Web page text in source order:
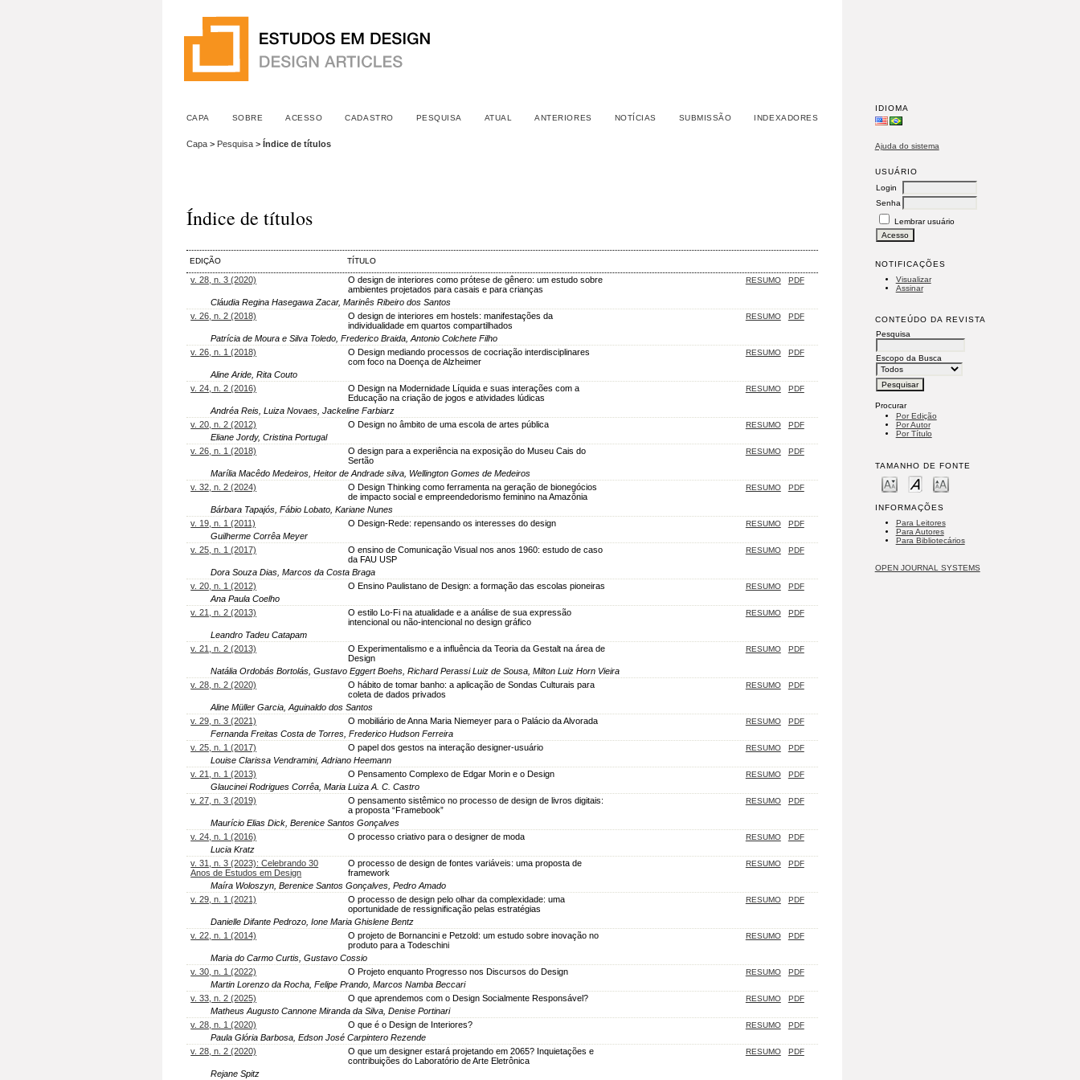
IDIOMA
Ajuda do sistema
USUÁRIO
Login
Senha
Lembrar usuário
NOTIFICAÇÕES
Visualizar
Assinar
CONTEÚDO DA REVISTA
Pesquisa
Escopo da Busca
Procurar
Por Edição
Por Autor
Por Título
TAMANHO DE FONTE
INFORMAÇÕES
Para Leitores
Para Autores
Para Bibliotecários
OPEN JOURNAL SYSTEMS
CAPA SOBRE ACESSO CADASTRO PESQUISA ATUAL ANTERIORES NOTÍCIAS SUBMISSÃO INDEXADORES
Capa> Pesquisa> Índice de títulos
Índice de títulos
EDIÇÃO TÍTULO
v. 28, n. 3 (2020)
O design de interiores como prótese de gênero: um estudo sobre
ambientes projetados para casais e para crianças
RESUMO PDF
Cláudia Regina Hasegawa Zacar, Marinês Ribeiro dos Santos
v. 26, n. 2 (2018)
O design de interiores em hostels: manifestações da
individualidade em quartos compartilhados
RESUMO PDF
Patrícia de Moura e Silva Toledo, Frederico Braida, Antonio Colchete Filho
v. 26, n. 1 (2018)
O Design mediando processos de cocriação interdisciplinares
com foco na Doença de Alzheimer
RESUMO PDF
Aline Aride, Rita Couto
v. 24, n. 2 (2016)
O Design na Modernidade Líquida e suas interações com a
Educação na criação de jogos e atividades lúdicas
RESUMO PDF
Andréa Reis, Luiza Novaes, Jackeline Farbiarz
v. 20, n. 2 (2012)
O Design no âmbito de uma escola de artes pública RESUMO PDF
Eliane Jordy, Cristina Portugal
v. 26, n. 1 (2018)
O design para a experiência na exposição do Museu Cais do
Sertão
RESUMO PDF
Marília Macêdo Medeiros, Heitor de Andrade silva, Wellington Gomes de Medeiros
v. 32, n. 2 (2024)
O Design Thinking como ferramenta na geração de bionegócios
de impacto social e empreendedorismo feminino na Amazônia
RESUMO PDF
Bárbara Tapajós, Fábio Lobato, Kariane Nunes
v. 19, n. 1 (2011)
O Design-Rede: repensando os interesses do design RESUMO PDF
Guilherme Corrêa Meyer
v. 25, n. 1 (2017)
O ensino de Comunicação Visual nos anos 1960: estudo de caso
da FAU USP
RESUMO PDF
Dora Souza Dias, Marcos da Costa Braga
v. 20, n. 1 (2012)
O Ensino Paulistano de Design: a formação das escolas pioneiras RESUMO PDF
Ana Paula Coelho
v. 21, n. 2 (2013)
O estilo Lo-Fi na atualidade e a análise de sua expressão
intencional ou não-intencional no design gráfico
RESUMO PDF
Leandro Tadeu Catapam
v. 21, n. 2 (2013)
O Experimentalismo e a influência da Teoria da Gestalt na área de
Design
RESUMO PDF
Natália Ordobás Bortolás, Gustavo Eggert Boehs, Richard Perassi Luiz de Sousa, Milton Luiz Horn Vieira
v. 28, n. 2 (2020)
O hábito de tomar banho: a aplicação de Sondas Culturais para
coleta de dados privados
RESUMO PDF
Aline Müller Garcia, Aguinaldo dos Santos
v. 29, n. 3 (2021)
O mobiliário de Anna Maria Niemeyer para o Palácio da Alvorada RESUMO PDF
Fernanda Freitas Costa de Torres, Frederico Hudson Ferreira
v. 25, n. 1 (2017)
O papel dos gestos na interação designer-usuário RESUMO PDF
Louise Clarissa Vendramini, Adriano Heemann
v. 21, n. 1 (2013)
O Pensamento Complexo de Edgar Morin e o Design RESUMO PDF
Glaucinei Rodrigues Corrêa, Maria Luiza A. C. Castro
v. 27, n. 3 (2019)
O pensamento sistêmico no processo de design de livros digitais:
a proposta “Framebook”
RESUMO PDF
Maurício Elias Dick, Berenice Santos Gonçalves
v. 24, n. 1 (2016)
O processo criativo para o designer de moda RESUMO PDF
Lucia Kratz
v. 31, n. 3 (2023): Celebrando 30
Anos de Estudos em Design
O processo de design de fontes variáveis: uma proposta de
framework
RESUMO PDF
Maíra Woloszyn, Berenice Santos Gonçalves, Pedro Amado
v. 29, n. 1 (2021)
O processo de design pelo olhar da complexidade: uma
oportunidade de ressignificação pelas estratégias
RESUMO PDF
Danielle Difante Pedrozo, Ione Maria Ghislene Bentz
v. 22, n. 1 (2014)
O projeto de Bornancini e Petzold: um estudo sobre inovação no
produto para a Todeschini
RESUMO PDF
Maria do Carmo Curtis, Gustavo Cossio
v. 30, n. 1 (2022)
O Projeto enquanto Progresso nos Discursos do Design RESUMO PDF
Martin Lorenzo da Rocha, Felipe Prando, Marcos Namba Beccari
v. 33, n. 2 (2025)
O que aprendemos com o Design Socialmente Responsável? RESUMO PDF
Matheus Augusto Cannone Miranda da Silva, Denise Portinari
v. 28, n. 1 (2020)
O que é o Design de Interiores? RESUMO PDF
Paula Glória Barbosa, Edson José Carpintero Rezende
v. 28, n. 2 (2020)
O que um designer estará projetando em 2065? Inquietações e
contribuições do Laboratório de Arte Eletrônica
RESUMO PDF
Rejane Spitz